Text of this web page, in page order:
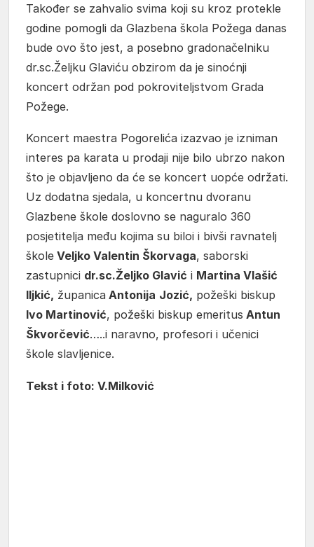
Također se zahvalio svima koji su kroz protekle
godine pomogli da Glazbena škola Požega danas
bude ovo što jest, a posebno gradonačelniku
dr.sc.Željku Glaviću obzirom da je sinoćnji
koncert održan pod pokroviteljstvom Grada
Požege.
Koncert maestra Pogorelića izazvao je izniman
interes pa karata u prodaji nije bilo ubrzo nakon
što je objavljeno da će se koncert uopće održati.
Uz dodatna sjedala, u koncertnu dvoranu
Glazbene škole doslovno se naguralo 360
posjetitelja među kojima su biloi i bivši ravnatelj
škole Veljko Valentin Škorvaga, saborski
zastupnici dr.sc.Željko Glavić i Martina Vlašić
Iljkić, županica Antonija Jozić, požeški biskup
Ivo Martinović, požeški biskup emeritus Antun
Škvorčević…..i naravno, profesori i učenici
škole slavljenice.
Tekst i foto: V.Milković